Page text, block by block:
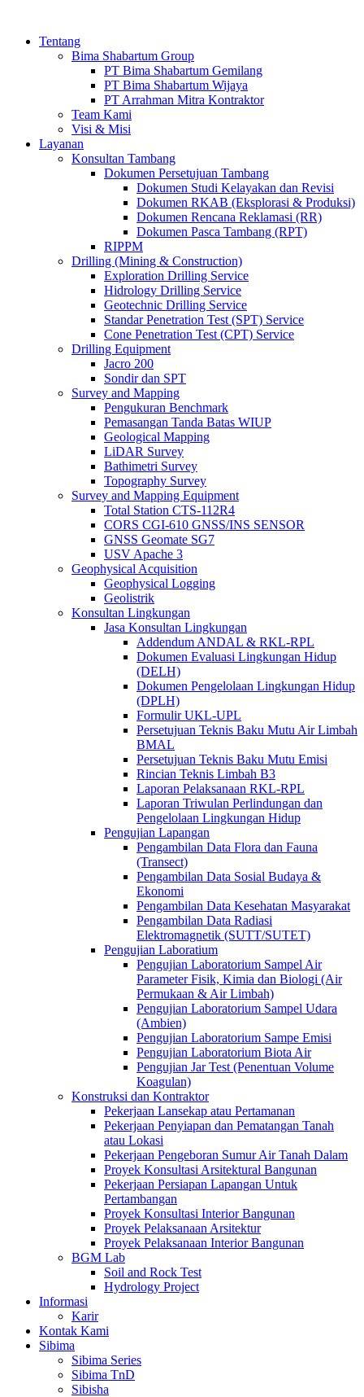
Tentang
Bima Shabartum Group
PT Bima Shabartum Gemilang
PT Bima Shabartum Wijaya
PT Arrahman Mitra Kontraktor
Team Kami
Visi & Misi
Layanan
Konsultan Tambang
Dokumen Persetujuan Tambang
Dokumen Studi Kelayakan dan Revisi
Dokumen RKAB (Eksplorasi & Produksi)
Dokumen Rencana Reklamasi (RR)
Dokumen Pasca Tambang (RPT)
RIPPM
Drilling (Mining & Construction)
Exploration Drilling Service
Hidrology Drilling Service
Geotechnic Drilling Service
Standar Penetration Test (SPT) Service
Cone Penetration Test (CPT) Service
Drilling Equipment
Jacro 200
Sondir dan SPT
Survey and Mapping
Pengukuran Benchmark
Pemasangan Tanda Batas WIUP
Geological Mapping
LiDAR Survey
Bathimetri Survey
Topography Survey
Survey and Mapping Equipment
Total Station CTS-112R4
CORS CGI-610 GNSS/INS SENSOR
GNSS Geomate SG7
USV Apache 3
Geophysical Acquisition
Geophysical Logging
Geolistrik
Konsultan Lingkungan
Jasa Konsultan Lingkungan
Addendum ANDAL & RKL-RPL
Dokumen Evaluasi Lingkungan Hidup
(DELH)
Dokumen Pengelolaan Lingkungan Hidup
(DPLH)
Formulir UKL-UPL
Persetujuan Teknis Baku Mutu Air Limbah
BMAL
Persetujuan Teknis Baku Mutu Emisi
Rincian Teknis Limbah B3
Laporan Pelaksanaan RKL-RPL
Laporan Triwulan Perlindungan dan
Pengelolaan Lingkungan Hidup
Pengujian Lapangan
Pengambilan Data Flora dan Fauna
(Transect)
Pengambilan Data Sosial Budaya &
Ekonomi
Pengambilan Data Kesehatan Masyarakat
Pengambilan Data Radiasi
Elektromagnetik (SUTT/SUTET)
Pengujian Laboratium
Pengujian Laboratorium Sampel Air
Parameter Fisik, Kimia dan Biologi (Air
Permukaan & Air Limbah)
Pengujian Laboratorium Sampel Udara
(Ambien)
Pengujian Laboratorium Sampe Emisi
Pengujian Laboratorium Biota Air
Pengujian Jar Test (Penentuan Volume
Koagulan)
Konstruksi dan Kontraktor
Pekerjaan Lansekap atau Pertamanan
Pekerjaan Penyiapan dan Pematangan Tanah
atau Lokasi
Pekerjaan Pengeboran Sumur Air Tanah Dalam
Proyek Konsultasi Arsitektural Bangunan
Pekerjaan Persiapan Lapangan Untuk
Pertambangan
Proyek Konsultasi Interior Bangunan
Proyek Pelaksanaan Arsitektur
Proyek Pelaksanaan Interior Bangunan
BGM Lab
Soil and Rock Test
Hydrology Project
Informasi
Karir
Kontak Kami
Sibima
Sibima Series
Sibima TnD
Sibisha